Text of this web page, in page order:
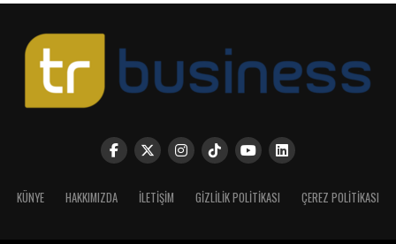
KÜNYE HAKKIMIZDA İLETIŞIM GIZLILIK POLITIKASI ÇEREZ POLITIKASI